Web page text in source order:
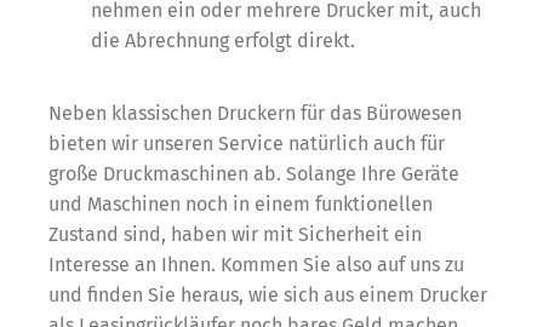
nehmen ein oder mehrere Drucker mit, auch
die Abrechnung erfolgt direkt.
Neben klassischen Druckern für das Bürowesen
bieten wir unseren Service natürlich auch für
große Druckmaschinen ab. Solange Ihre Geräte
und Maschinen noch in einem funktionellen
Zustand sind, haben wir mit Sicherheit ein
Interesse an Ihnen. Kommen Sie also auf uns zu
und finden Sie heraus, wie sich aus einem Drucker